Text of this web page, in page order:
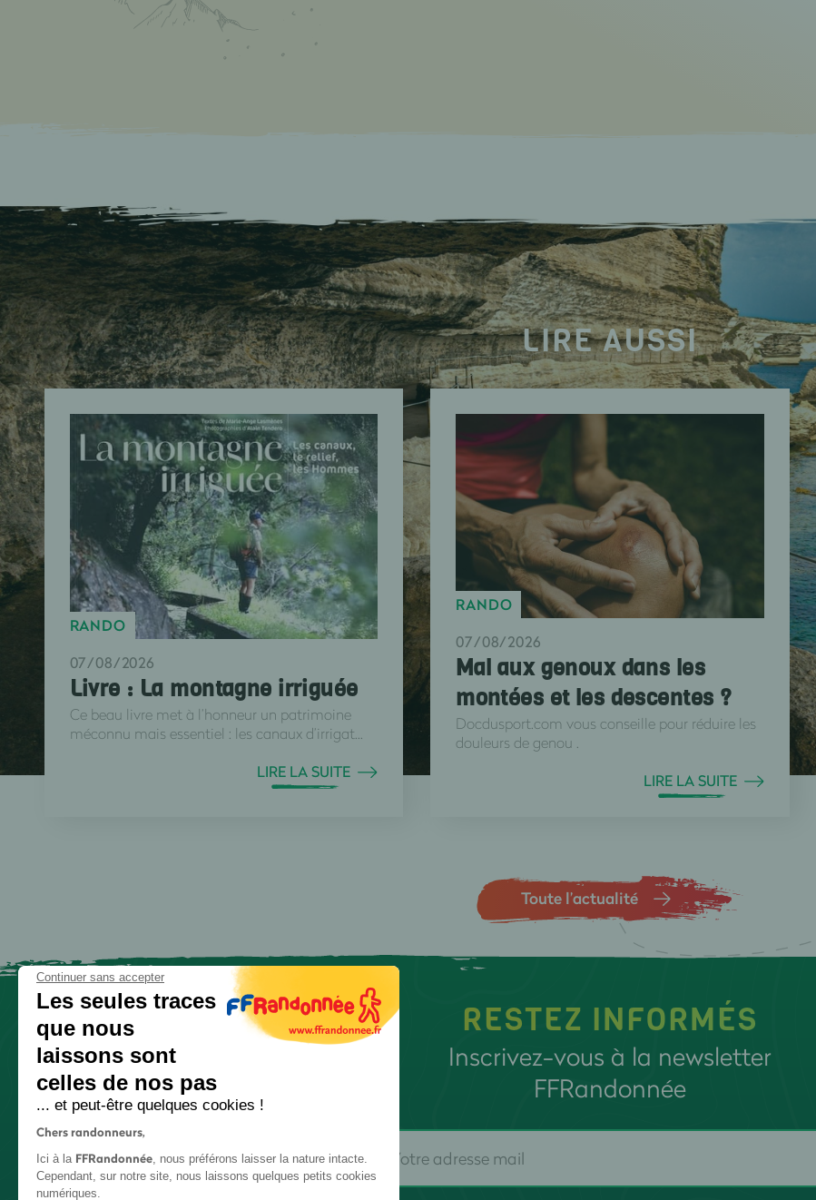
LIRE AUSSI
RANDO
07/08/2026
Livre : La montagne irriguée
Ce beau livre met à l’honneur un patrimoine
méconnu mais essentiel : les canaux d’irrigat...
LIRE LA SUITE
RANDO
07/08/2026
Mal aux genoux dans les
montées et les descentes ?
Docdusport.com vous conseille pour réduire les
douleurs de genou .
LIRE LA SUITE
Toute l’actualité
RESTEZ INFORMÉS
Inscrivez-vous à la newsletter
FFRandonnée
Continuer sans accepter
Les seules traces
que nous
laissons sont
celles de nos pas
... et peut-être quelques cookies !
Chers randonneurs,
Ici à la FFRandonnée, nous préférons laisser la nature intacte.
Cependant, sur notre site, nous laissons quelques petits cookies
numériques.